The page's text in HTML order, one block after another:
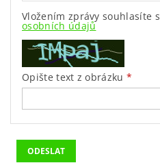
Vložením zprávy souhlasíte s
osobních údajů
Opište text z obrázku